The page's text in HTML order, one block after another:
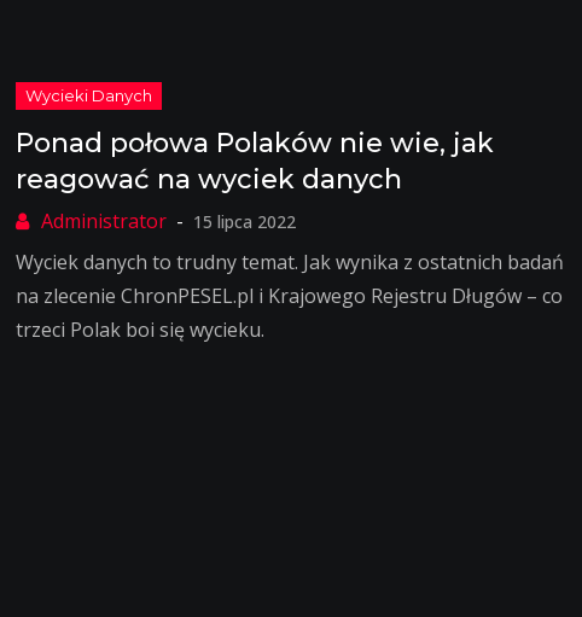
Ponad połowa Polaków nie wie, jak
reagować na wyciek danych
15 lipca 2022
Wyciek danych to trudny temat. Jak wynika z ostatnich badań
na zlecenie ChronPESEL.pl i Krajowego Rejestru Długów – co
trzeci Polak boi się wycieku.